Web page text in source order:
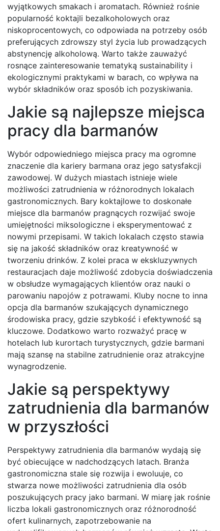
wyjątkowych smakach i aromatach. Również rośnie
popularność koktajli bezalkoholowych oraz
niskoprocentowych, co odpowiada na potrzeby osób
preferujących zdrowszy styl życia lub prowadzących
abstynencję alkoholową. Warto także zauważyć
rosnące zainteresowanie tematyką sustainability i
ekologicznymi praktykami w barach, co wpływa na
wybór składników oraz sposób ich pozyskiwania.
Jakie są najlepsze miejsca
pracy dla barmanów
Wybór odpowiedniego miejsca pracy ma ogromne
znaczenie dla kariery barmana oraz jego satysfakcji
zawodowej. W dużych miastach istnieje wiele
możliwości zatrudnienia w różnorodnych lokalach
gastronomicznych. Bary koktajlowe to doskonałe
miejsce dla barmanów pragnących rozwijać swoje
umiejętności miksologiczne i eksperymentować z
nowymi przepisami. W takich lokalach często stawia
się na jakość składników oraz kreatywność w
tworzeniu drinków. Z kolei praca w ekskluzywnych
restauracjach daje możliwość zdobycia doświadczenia
w obsłudze wymagających klientów oraz nauki o
parowaniu napojów z potrawami. Kluby nocne to inna
opcja dla barmanów szukających dynamicznego
środowiska pracy, gdzie szybkość i efektywność są
kluczowe. Dodatkowo warto rozważyć pracę w
hotelach lub kurortach turystycznych, gdzie barmani
mają szansę na stabilne zatrudnienie oraz atrakcyjne
wynagrodzenie.
Jakie są perspektywy
zatrudnienia dla barmanów
w przyszłości
Perspektywy zatrudnienia dla barmanów wydają się
być obiecujące w nadchodzących latach. Branża
gastronomiczna stale się rozwija i ewoluuje, co
stwarza nowe możliwości zatrudnienia dla osób
poszukujących pracy jako barmani. W miarę jak rośnie
liczba lokali gastronomicznych oraz różnorodność
ofert kulinarnych, zapotrzebowanie na